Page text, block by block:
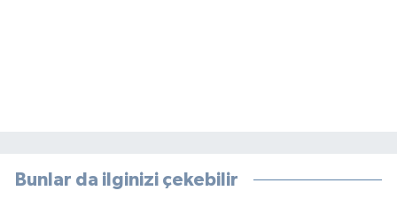
Bunlar da ilginizi çekebilir